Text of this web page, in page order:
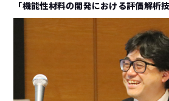
「機能性材料の開発における評価解析